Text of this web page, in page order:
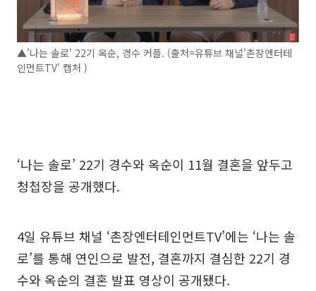
▲'나는 솔로' 22기 옥순, 경수 커플. (출처=유튜브 채널'촌장엔터테
인먼트TV' 캡처 )
‘나는 솔로’ 22기 경수와 옥순이 11월 결혼을 앞두고
청첩장을 공개했다.
4일 유튜브 채널 ‘촌장엔터테인먼트TV’에는 ‘나는 솔
로’를 통해 연인으로 발전, 결혼까지 결심한 22기 경
수와 옥순의 결혼 발표 영상이 공개됐다.